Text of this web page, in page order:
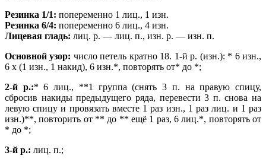
Резинка 1/1: попеременно 1 лиц., 1 изн.
Резинка 6/4: попеременно 6 лиц., 4 изн.
Лицевая гладь: лиц. р. — лиц. п., изн. р. — изн. п.
Основной узор: число петель кратно 18. 1-й р. (изн.): * 6 изн.,
6 х (1 изн., 1 накид), 6 изн.*, повторять от* до *;
2-й р.:* 6 лиц., **1 группа (снять 3 п. на правую спицу,
сбросив накиды предыдущего ряда, перевести 3 п. снова на
левую спицу и провязать вместе 1 раз изн., 1 раз лиц. и 1 раз
изн.)**,повторить от ** до ** ещё 1 раз, 6 лиц.*, повторять от
* до *;
3-й р.: лиц. п.;